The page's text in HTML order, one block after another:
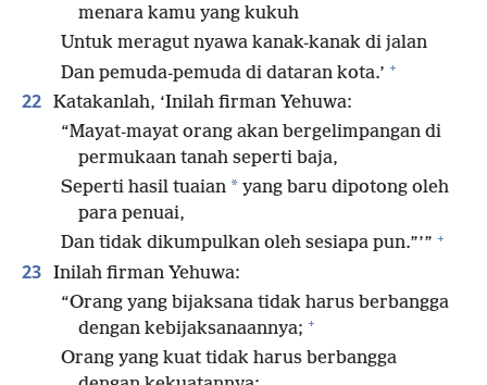
menara kamu yang kukuh
Untuk meragut nyawa kanak-kanak di jalan
Dan pemuda-pemuda di dataran kota.’ +
22 Katakanlah, ‘Inilah firman Yehuwa:
“Mayat-mayat orang akan bergelimpangan di
permukaan tanah seperti baja,
Seperti hasil tuaian * yang baru dipotong oleh
para penuai,
Dan tidak dikumpulkan oleh sesiapa pun.”’” +
23 Inilah firman Yehuwa:
“Orang yang bijaksana tidak harus berbangga
dengan kebijaksanaannya; +
Orang yang kuat tidak harus berbangga